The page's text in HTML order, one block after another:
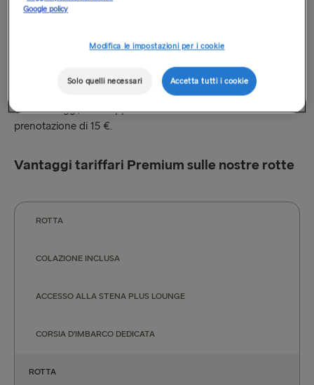
Non riceverete alcun rimborso se cancellate parte della
In caso di prenotazione telefonica o di persona presso il
Centro viaggi, verrà applicata una commissione di
prenotazione di 15 €.
Vantaggi tariffari Premium sulle nostre rotte
ROTTA
COLAZIONE INCLUSA
ACCESSO ALLA STENA PLUS LOUNGE
CORSIA D’IMBARCO DEDICATA
ROTTA
Google policy
Modifica le impostazioni per i cookie
Solo quelli necessari Accetta tutti i cookie